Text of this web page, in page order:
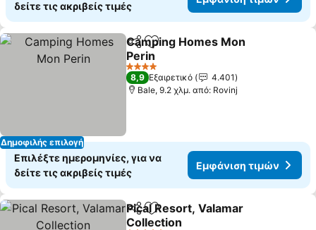
δείτε τις ακριβείς τιμές
Δημοφιλής επιλογή
Κοινοποίηση
Προσθήκη στα αγαπημένα
Camping Homes Mon
Perin
4 Αστέρια
8,9 Εξαιρετικό
4.401
Bale, 9.2 χλμ. από: Rovinj
Επιλέξτε ημερομηνίες, για να
δείτε τις ακριβείς τιμές
Εμφάνιση τιμών
Κοινοποίηση
Προσθήκη στα αγαπημένα
Pical Resort, Valamar
Collection